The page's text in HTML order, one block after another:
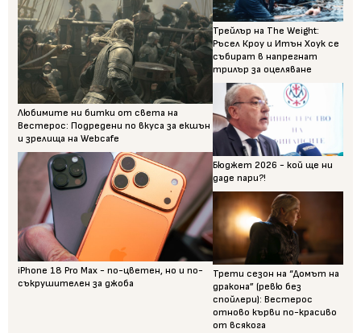
Любимите ни битки от света на
Вестерос: Подредени по вкуса за екшън
и зрелища на Webcafe
iPhone 18 Pro Max - по-цветен, но и по-
съкрушителен за джоба
Трейлър на The Weight:
Ръсел Кроу и Итън Хоук се
събират в напрегнат
трилър за оцеляване
Бюджет 2026 - кой ще ни
даде пари?!
Трети сезон на “Домът на
дракона” (ревю без
спойлери): Вестерос
отново кърви по-красиво
от всякога